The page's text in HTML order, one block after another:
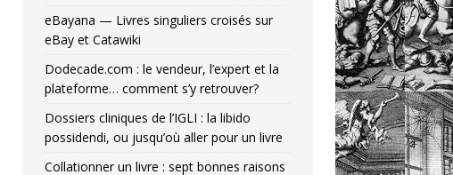
eBayana — Livres singuliers croisés sur
eBay et Catawiki
Dodecade.com : le vendeur, l’expert et la
plateforme… comment s’y retrouver?
Dossiers cliniques de l’IGLI : la libido
possidendi, ou jusqu’où aller pour un livre
Collationner un livre : sept bonnes raisons